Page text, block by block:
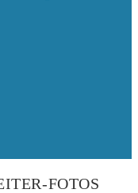
FOTOS